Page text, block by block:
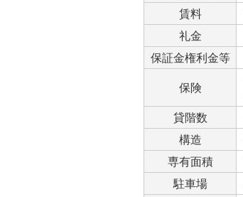
賃料
礼金
保証金権利金等
保険
貸階数
構造
専有面積
駐車場